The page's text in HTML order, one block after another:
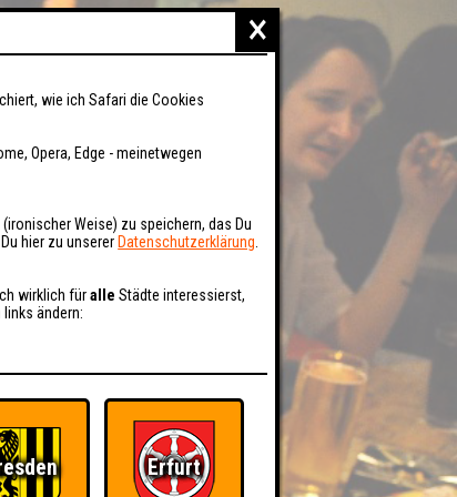
×
wie ich Safari die Cookies
Opera, Edge - meinetwegen
Weise) zu speichern, das Du
hier zu unserer Datenschutzerklärung
wirklich füralle Städte interessierst,
ändern:
Erfurt